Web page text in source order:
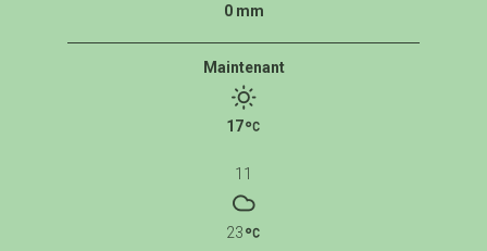
0 mm
Maintenant
17
11
23